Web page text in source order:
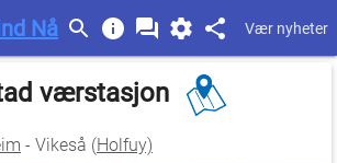
Nå Vær nyheter
værstasjon
- Vikeså (Holfuy)